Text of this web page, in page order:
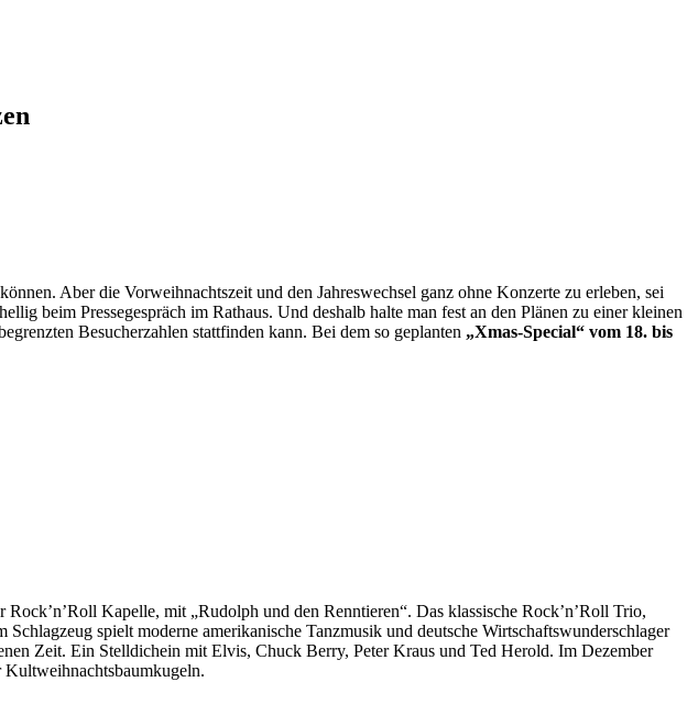
Aber die Vorweihnachtszeit und den Jahreswechsel ganz ohne Konzerte zu erleben, sei
beim Pressegespräch im Rathaus. Und deshalb halte man fest an den Plänen zu einer kleinen
Besucherzahlen stattfinden kann. Bei dem so geplanten „Xmas-Special“ vom 18. bis
Rock’n’Roll Kapelle, mit „Rudolph und den Renntieren“. Das klassische Rock’n’Roll Trio,
spielt moderne amerikanische Tanzmusik und deutsche Wirtschaftswunderschlager
Zeit. Ein Stelldichein mit Elvis, Chuck Berry, Peter Kraus und Ted Herold. Im Dezember
Kultweihnachtsbaumkugeln.